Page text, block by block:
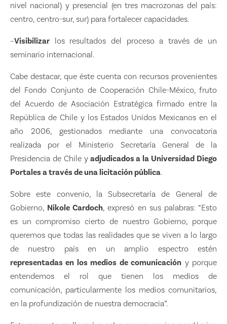
nivel nacional) y presencial (en tres macrozonas del país:
centro, centro-sur, sur) para fortalecer capacidades.
–Visibilizarlos resultados del proceso a través de un
seminario internacional.
Cabe destacar, que éste cuenta con recursos provenientes
del Fondo Conjunto de Cooperación Chile-México, fruto
del Acuerdo de Asociación Estratégica firmado entre la
República de Chile y los Estados Unidos Mexicanos en el
año 2006, gestionados mediante una convocatoria
realizada por el Ministerio Secretaría General de la
Presidencia de Chile yadjudicados a la Universidad Diego
Portales a través de una licitación pública.
Sobre este convenio, la Subsecretaría de General de
Gobierno, Nikole Cardoch, expresó en sus palabras: “Esto
es un compromiso cierto de nuestro Gobierno, porque
queremos que todas las realidades que se viven a lo largo
de nuestro país en un amplio espectro estén
representadas en los medios de comunicación y porque
entendemos el rol que tienen los medios de
comunicación, particularmente los medios comunitarios,
en la profundización de nuestra democracia”.